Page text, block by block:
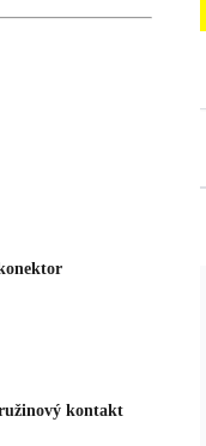
kontakt